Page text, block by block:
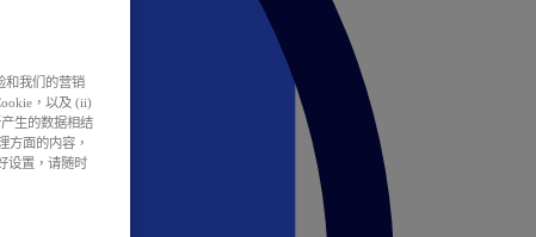
和我们的营销
，以及 (ii)
生的数据相结
方面的内容，
设置，请随时